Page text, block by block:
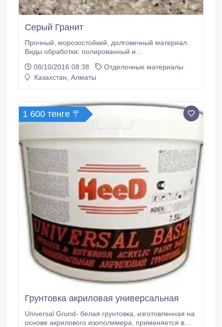
Серый Гранит
Прочный, морозостойкий, долговечный материал.
Виды обработки: полированный и
облицовки фасада, создания монументов,
постройки лестничных проходов и укладки
08/10/2016 08:38
Отделочные материалы
Казахстан, Алматы
1 600 тенге 〒
Грунтовка акриловая универсальная
Universal Grund- белая грунтовка, изготовленная на
основе акрилового изополимера, применяется в